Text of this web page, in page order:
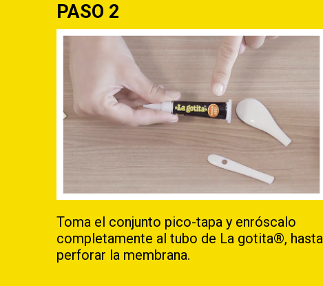
PASO 2
Toma el conjunto pico-tapa y enróscalo
completamente al tubo de La gotita®, hasta
perforar la membrana.